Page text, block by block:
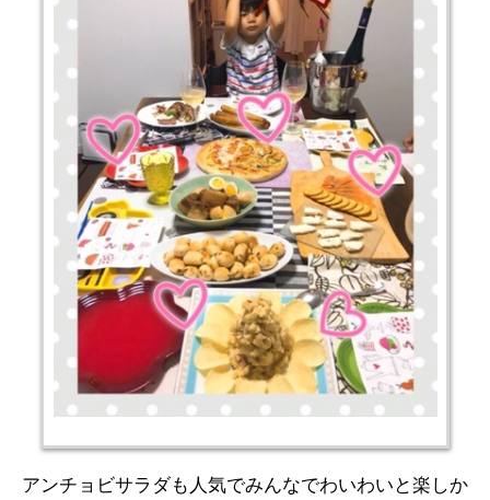
アンチョビサラダも人気でみんなでわいわいと楽しか